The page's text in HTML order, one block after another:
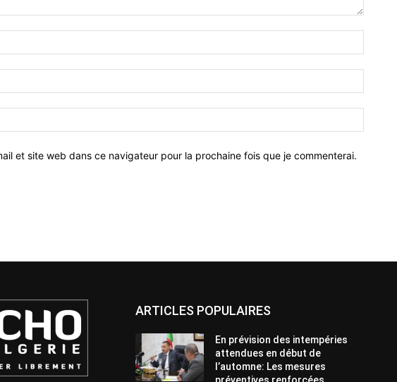
et site web dans ce navigateur pour la prochaine fois que je commenterai.
ARTICLES POPULAIRES
En prévision des intempéries
attendues en début de
l’automne: Les mesures
préventives renforcées